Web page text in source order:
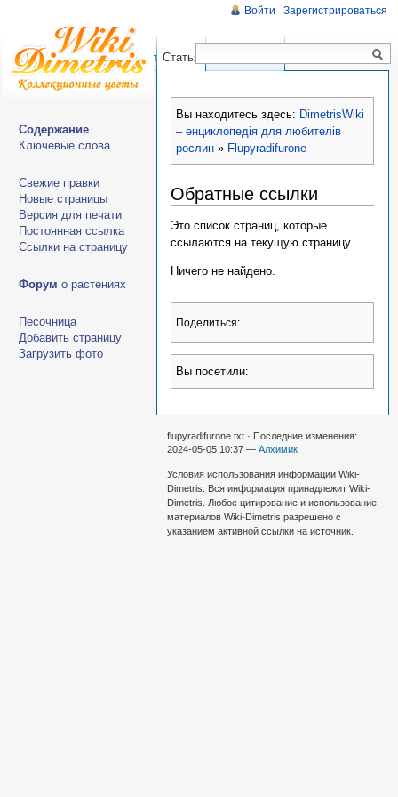
Вы находитесь здесь: DimetrisWiki
– енциклопедія для любителів
рослин » Flupyradifurone
Обратные ссылки
Это список страниц, которые
ссылаются на текущую страницу.
Ничего не найдено.
Поделиться:
Вы посетили:
Войти Зарегистрироваться
Статья
Чтение Правка История
Содержание
Ключевые слова
Свежие правки
Новые страницы
Версия для печати
Постоянная ссылка
Ссылки на страницу
Форум о растениях
Песочница
Добавить страницу
Загрузить фото
flupyradifurone.txt · Последние изменения:
2024-05-05 10:37 — Алхимик
Условия использования информации Wiki-
Dimetris. Вся информация принадлежит Wiki-
Dimetris. Любое цитирование и использование
материалов Wiki-Dimetris разрешено с
указанием активной ссылки на источник.